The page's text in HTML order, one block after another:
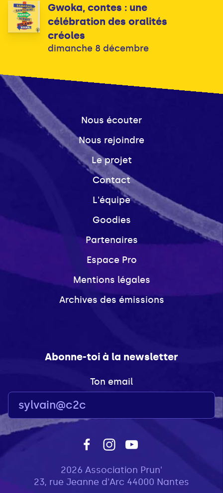
Gwoka, contes : une
célébration des oralités
créoles
dimanche 8 décembre
Nous écouter
Nous rejoindre
Le projet
Contact
L'équipe
Goodies
Partenaires
Espace Pro
Mentions légales
Archives des émissions
Abonne-toi à la newsletter
Ton email
2026 Association Prun'
23, rue Jeanne d'Arc 44000 Nantes